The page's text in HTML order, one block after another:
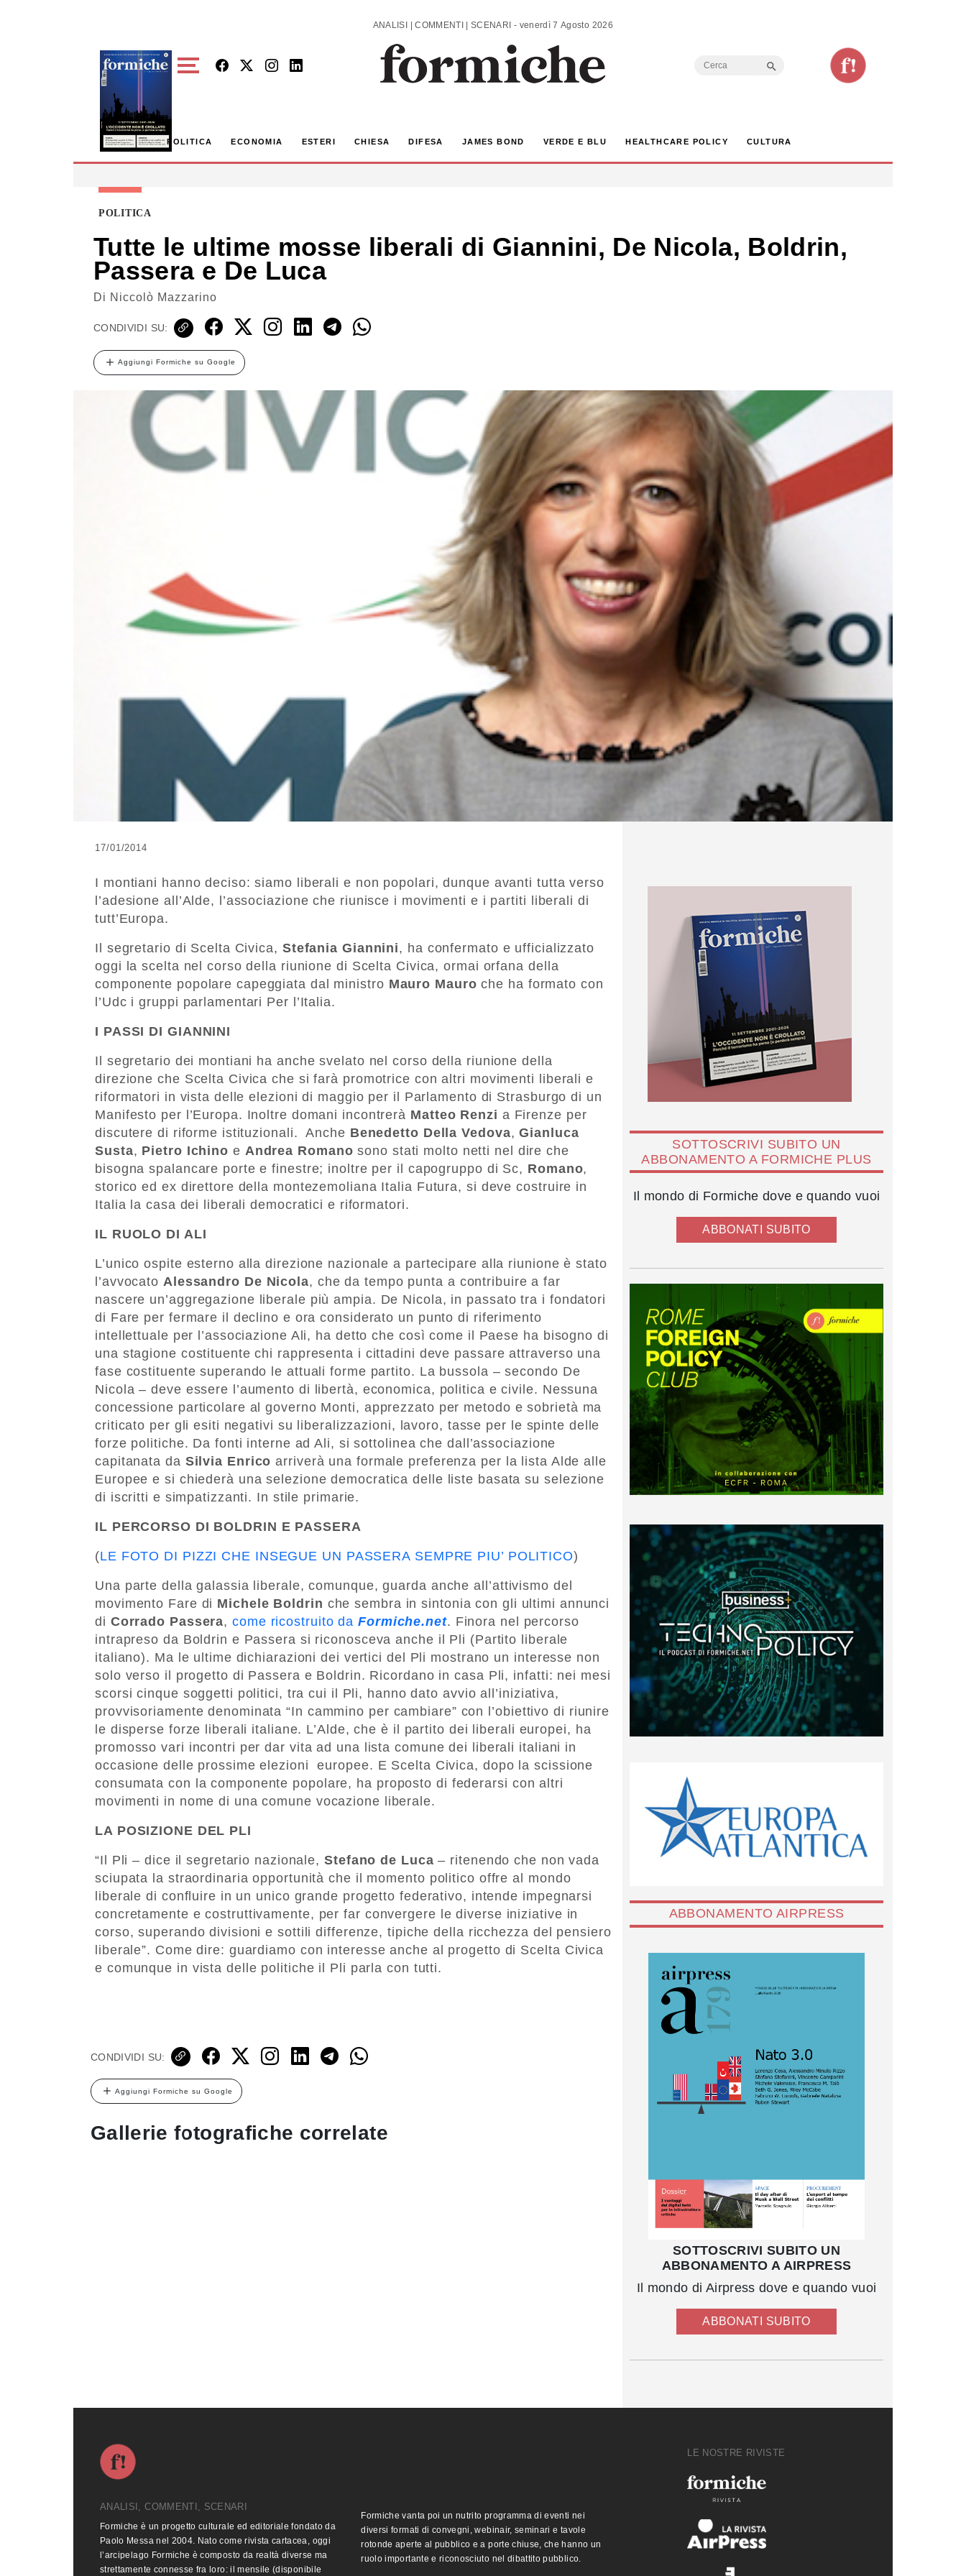
ANALISI | COMMENTI | SCENARI - venerdì 7 Agosto 2026
Search
POLITICA ECONOMIA ESTERI CHIESA DIFESA JAMES BOND VERDE E BLU HEALTHCARE POLICY CULTURA
POLITICA
Tutte le ultime mosse liberali di Giannini, De Nicola, Boldrin,
Passera e De Luca
Di Niccolò Mazzarino
CONDIVIDI SU:
Aggiungi Formiche su Google
17/01/2014
I montiani hanno deciso: siamo liberali e non popolari, dunque avanti tutta verso
l’adesione all’Alde, l’associazione che riunisce i movimenti e i partiti liberali di
tutt’Europa.
Il segretario di Scelta Civica, Stefania Giannini, ha confermato e ufficializzato
oggi la scelta nel corso della riunione di Scelta Civica, ormai orfana della
componente popolare capeggiata dal ministro Mauro Mauro che ha formato con
l’Udc i gruppi parlamentari Per l’Italia.
I PASSI DI GIANNINI
Il segretario dei montiani ha anche svelato nel corso della riunione della
direzione che Scelta Civica che si farà promotrice con altri movimenti liberali e
riformatori in vista delle elezioni di maggio per il Parlamento di Strasburgo di un
Manifesto per l’Europa. Inoltre domani incontrerà Matteo Renzi a Firenze per
discutere di riforme istituzionali. Anche Benedetto Della Vedova,Gianluca
Susta, Pietro Ichino e Andrea Romano sono stati molto netti nel dire che
bisogna spalancare porte e finestre; inoltre per il capogruppo di Sc, Romano,
storico ed ex direttore della montezemoliana Italia Futura, si deve costruire in
Italia la casa dei liberali democratici e riformatori.
IL RUOLO DI ALI
L’unico ospite esterno alla direzione nazionale a partecipare alla riunione è stato
l’avvocato Alessandro De Nicola, che da tempo punta a contribuire a far
nascere un’aggregazione liberale più ampia. De Nicola, in passato tra i fondatori
di Fare per fermare il declino e ora considerato un punto di riferimento
intellettuale per l’associazione Ali, ha detto che così come il Paese ha bisogno di
una stagione costituente chi rappresenta i cittadini deve passare attraverso una
fase costituente superando le attuali forme partito. La bussola – secondo De
Nicola – deve essere l’aumento di libertà, economica, politica e civile. Nessuna
concessione particolare al governo Monti, apprezzato per metodo e sobrietà ma
criticato per gli esiti negativi su liberalizzazioni, lavoro, tasse per le spinte delle
forze politiche. Da fonti interne ad Ali, si sottolinea che dall’associazione
capitanata da Silvia Enrico arriverà una formale preferenza per la lista Alde alle
Europee e si chiederà una selezione democratica delle liste basata su selezione
di iscritti e simpatizzanti. In stile primarie.
IL PERCORSO DI BOLDRIN E PASSERA
(LE FOTO DI PIZZI CHE INSEGUE UN PASSERA SEMPRE PIU’ POLITICO)
Una parte della galassia liberale, comunque, guarda anche all’attivismo del
movimento Fare di Michele Boldrin che sembra in sintonia con gli ultimi annunci
di Corrado Passera,come ricostruito daFormiche.net. Finora nel percorso
intrapreso da Boldrin e Passera si riconosceva anche il Pli (Partito liberale
italiano). Ma le ultime dichiarazioni dei vertici del Pli mostrano un interesse non
solo verso il progetto di Passera e Boldrin. Ricordano in casa Pli, infatti: nei mesi
scorsi cinque soggetti politici, tra cui il Pli, hanno dato avvio all’iniziativa,
provvisoriamente denominata “In cammino per cambiare” con l’obiettivo di riunire
le disperse forze liberali italiane. L’Alde, che è il partito dei liberali europei, ha
promosso vari incontri per dar vita ad una lista comune dei liberali italiani in
occasione delle prossime elezioni europee. E Scelta Civica, dopo la scissione
consumata con la componente popolare, ha proposto di federarsi con altri
movimenti in nome di una comune vocazione liberale.
LA POSIZIONE DEL PLI
“Il Pli – dice il segretario nazionale, Stefano de Luca – ritenendo che non vada
sciupata la straordinaria opportunità che il momento politico offre al mondo
liberale di confluire in un unico grande progetto federativo, intende impegnarsi
concretamente e costruttivamente, per far convergere le diverse iniziative in
corso, superando divisioni e sottili differenze, tipiche della ricchezza del pensiero
liberale”. Come dire: guardiamo con interesse anche al progetto di Scelta Civica
e comunque in vista delle politiche il Pli parla con tutti.
CONDIVIDI SU:
Aggiungi Formiche su Google
Gallerie fotografiche correlate
SOTTOSCRIVI SUBITO UN
ABBONAMENTO A FORMICHE PLUS
Il mondo di Formiche dove e quando vuoi
ABBONATI SUBITO
ABBONAMENTO AIRPRESS
SOTTOSCRIVI SUBITO UN
ABBONAMENTO A AIRPRESS
Il mondo di Airpress dove e quando vuoi
ABBONATI SUBITO
ANALISI, COMMENTI, SCENARI
Formiche è un progetto culturale ed editoriale fondato da
Paolo Messa nel 2004. Nato come rivista cartacea, oggi
l’arcipelago Formiche è composto da realtà diverse ma
strettamente connesse fra loro: il mensile (disponibile
Formiche vanta poi un nutrito programma di eventi nei
diversi formati di convegni, webinair, seminari e tavole
rotonde aperte al pubblico e a porte chiuse, che hanno un
ruolo importante e riconosciuto nel dibattito pubblico.
LE NOSTRE RIVISTE